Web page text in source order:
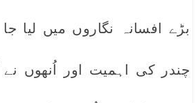
بڑے افسانہ نگاروں میں لیا
چندر کی اہمیت اور اُنھوں